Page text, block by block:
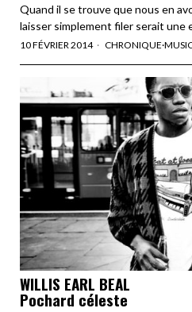
Quand il se trouve que nous en
laisser simplement filer serait une
10 FÉVRIER 2014 CHRONIQUE·
WILLIS EARL BEAL
Pochard céleste